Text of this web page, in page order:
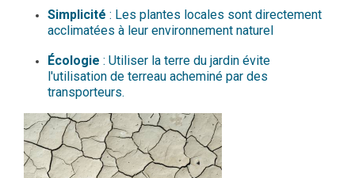
Simplicité : Les plantes locales sont directement
acclimatées à leur environnement naturel
Écologie : Utiliser la terre du jardin évite
l'utilisation de terreau acheminé par des
transporteurs.